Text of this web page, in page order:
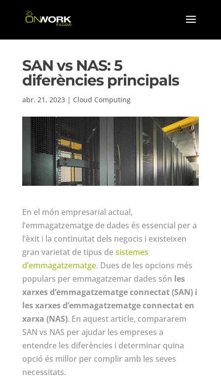
SAN vs NAS: 5
diferències principals
abr. 21, 2023| Cloud Computing
En el món empresarial actual,
l’emmagatzematge de dades és essencial per a
l’èxit i la continuïtat dels negocis i existeixen
gran varietat de tipus desistemes
d’emmagatzematge. Dues de les opcions més
populars per emmagatzemar dades són les
xarxes d’emmagatzematge connectat (SAN) i
les xarxes d’emmagatzematge connectat en
xarxa (NAS). En aquest article, compararem
SAN vs NAS per ajudar les empreses a
entendre les diferències i determinar quina
opció és millor per complir amb les seves
necessitats.